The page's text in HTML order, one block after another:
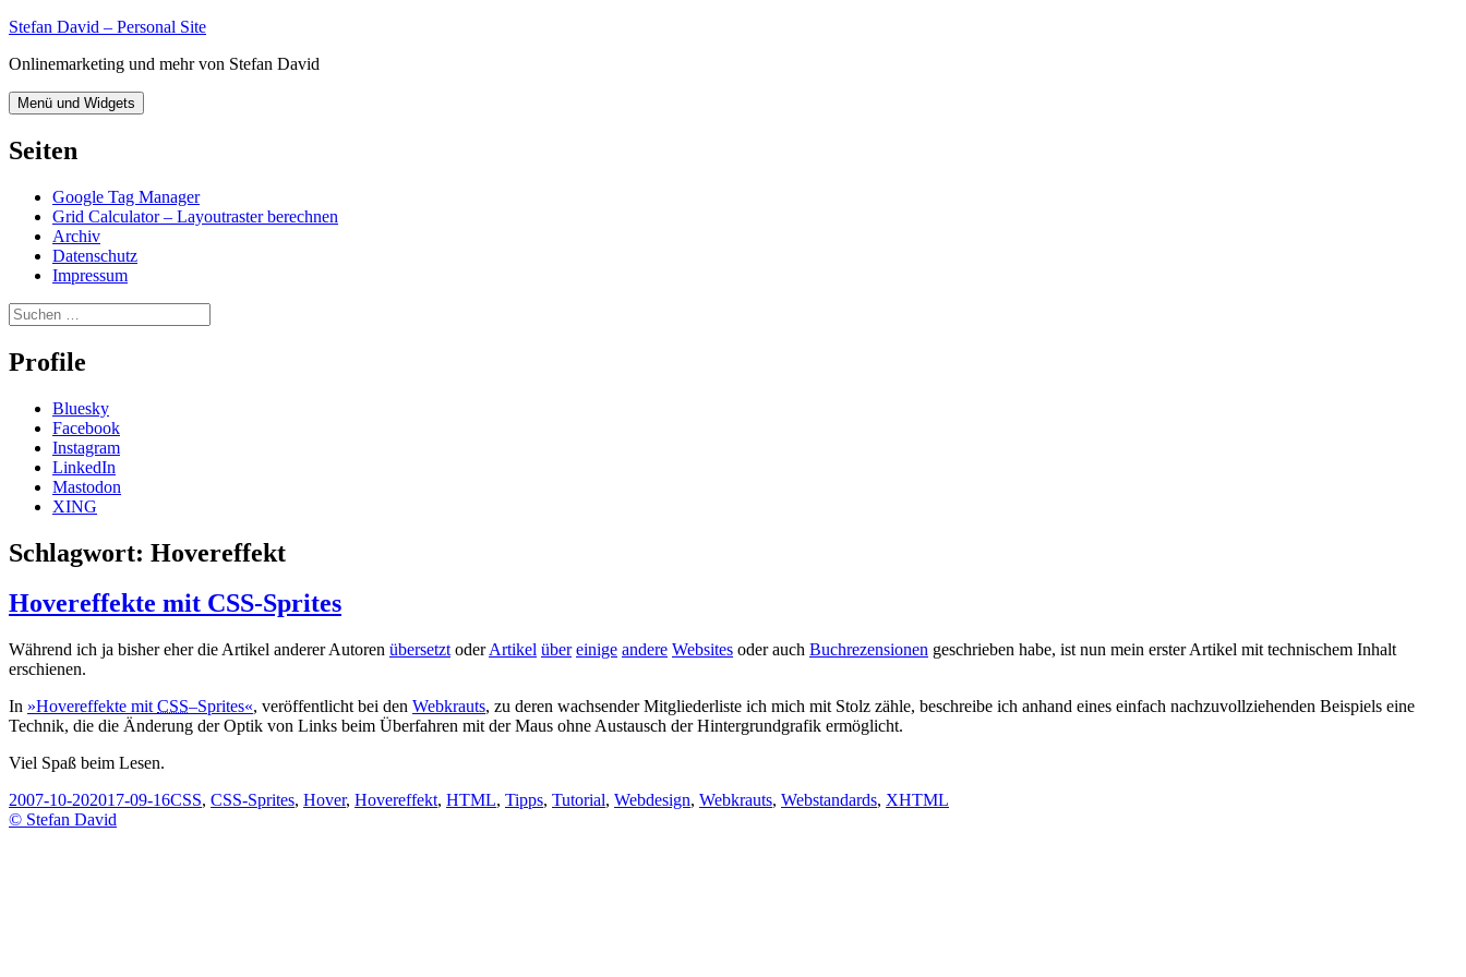
Zum
springen
Stefan David – Personal Site
Onlinemarketing und mehr von Stefan David
Menü und Widgets
Seiten
Google Tag Manager
Grid Calculator – Layoutraster berechnen
Archiv
Datenschutz
Impressum
Suchen
nach:
Profile
Bluesky
Facebook
Instagram
LinkedIn
Mastodon
XING
Schlagwort: Hovereffekt
Hovereffekte mit CSS-Sprites
Während ich ja bisher eher die Artikel anderer Autoren übersetzt oderArtikel über einige andere Websites oder auch Buchrezensionen geschrieben habe, ist nun mein erster Artikel mit technischem Inhalt
erschienen.
In »Hovereffekte mit CSS–Sprites«, veröffentlicht bei den Webkrauts, zu deren wachsender Mitgliederliste ich mich mit Stolz zähle, beschreibe ich anhand eines einfach nachzuvollziehenden Beispiels eine
Technik, die die Änderung der Optik von Links beim Überfahren mit der Maus ohne Austausch der Hintergrundgrafik ermöglicht.
Viel Spaß beim Lesen.
Veröffentlicht
am
2007-10-202017-09-16Schlagwörter
CSS, CSS-Sprites, Hover, Hovereffekt, HTML, Tipps, Tutorial, Webdesign, Webkrauts, Webstandards, XHTML
© Stefan David